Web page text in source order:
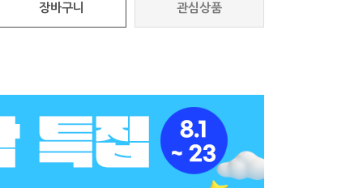
장바구니 관심상품